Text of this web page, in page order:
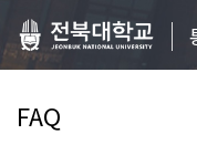
FAQ